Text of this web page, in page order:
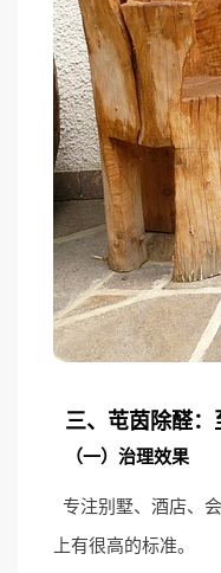
三、芚茵除醛
（一）治理效果
专注别墅、酒店、
上有很高的标准。